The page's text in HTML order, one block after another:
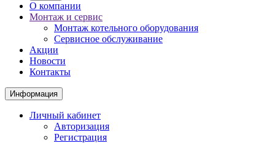
О компании
Монтаж и сервис
Монтаж котельного оборудования
Сервисное обслуживание
Акции
Новости
Контакты
Информация
Личный кабинет
Авторизация
Регистрация